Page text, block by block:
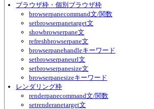
ブラウザ枠・個別ブラウザ枠
browserpanecommand文/関数
setbrowserpanetarget文
showbrowserpane文
refreshbrowserpane文
browserpanehandleキーワード
setbrowserpaneurl文
setbrowserpanesize文
browserpanesizeキーワード
レンダリング枠
renderpanecommand文/関数
setrenderanetarget文